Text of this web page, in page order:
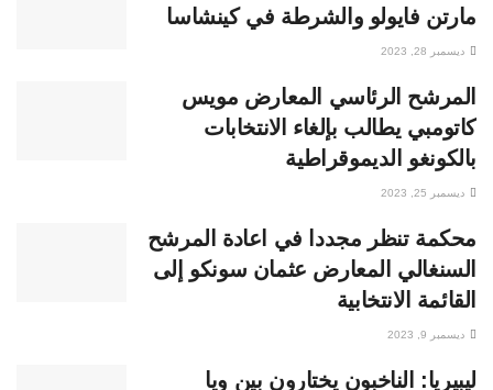
مارتن فايولو والشرطة في كينشاسا
ديسمبر 28, 2023
المرشح الرئاسي المعارض مويس
كاتومبي يطالب بإلغاء الانتخابات
بالكونغو الديموقراطية
ديسمبر 25, 2023
محكمة تنظر مجددا في اعادة المرشح
السنغالي المعارض عثمان سونكو إلى
القائمة الانتخابية
ديسمبر 9, 2023
ليبيريا: الناخبون يختارون بين ويا